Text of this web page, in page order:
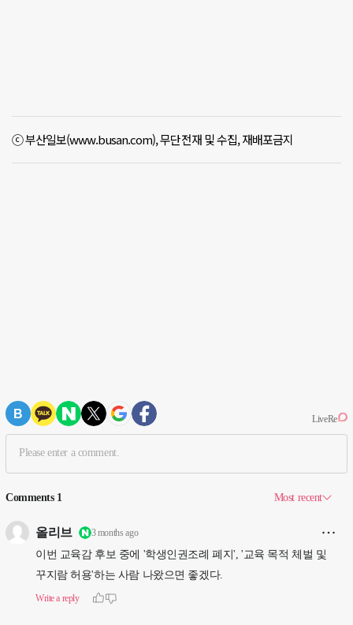
ⓒ 부산일보(www.busan.com), 무단전재 및 수집, 재배포금지